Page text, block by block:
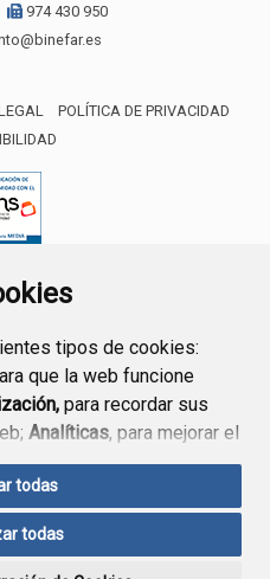
tipos de cookies:
que la web funcione
para recordar sus
Analíticas, para mejorar el
servicios.
“Aceptar todas”
uso. Si pulsa el botón
todas
todas
974 430 950
POLÍTICA DE PRIVACIDAD